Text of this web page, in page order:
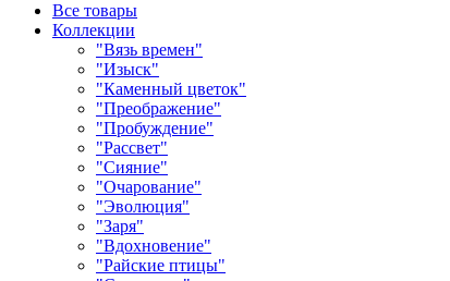
Все товары
Коллекции
"Вязь времен"
"Изыск"
"Каменный цветок"
"Преображение"
"Пробуждение"
"Рассвет"
"Сияние"
"Очарование"
"Эволюция"
"Заря"
"Вдохновение"
"Райские птицы"